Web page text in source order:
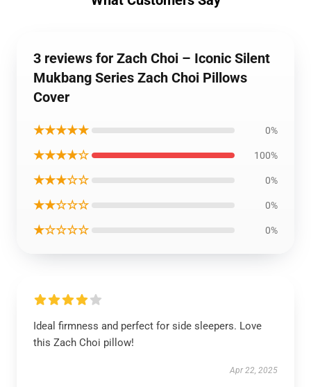
3 reviews for Zach Choi – Iconic Silent
Mukbang Series Zach Choi Pillows
Cover
★★★★★ 0%
★★★★☆ 100%
★★★☆☆ 0%
★★☆☆☆ 0%
★☆☆☆☆ 0%
Ideal firmness and perfect for side sleepers. Love
this Zach Choi pillow!
Apr 22, 2025